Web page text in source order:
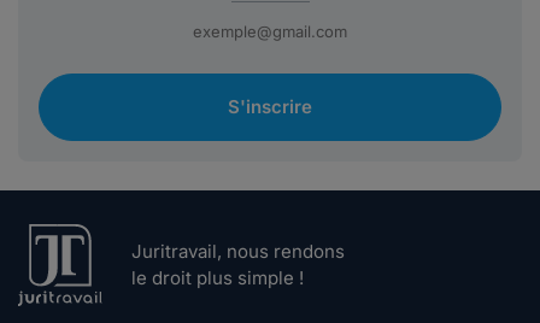
S'inscrire
Juritravail, nous rendons
le droit plus simple !